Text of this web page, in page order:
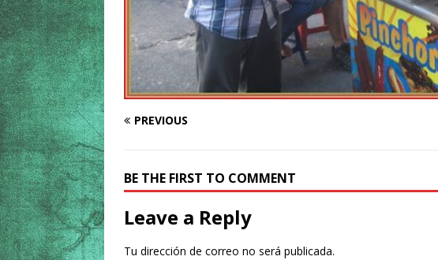
PREVIOUS
BE THE FIRST TO COMMENT
Leave a Reply
Tu dirección de correo no será publicada.